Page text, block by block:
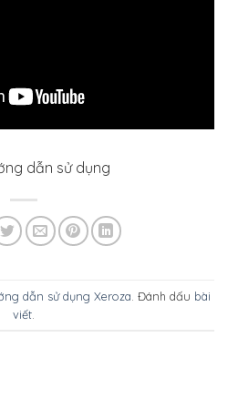
dẫn sử dụng
dẫn sử dụng Xeroza . Đánh dấu bài
viết